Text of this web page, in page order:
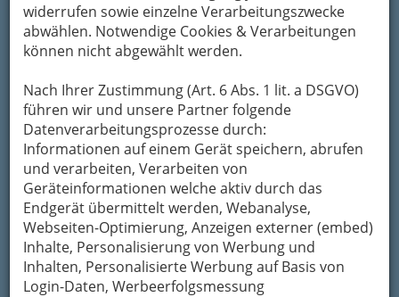
widerrufen sowie einzelne Verarbeitungszwecke
abwählen. Notwendige Cookies & Verarbeitungen
können nicht abgewählt werden.
Nach Ihrer Zustimmung (Art. 6 Abs. 1 lit. a DSGVO)
führen wir und unsere Partner folgende
Datenverarbeitungsprozesse durch:
Informationen auf einem Gerät speichern, abrufen
und verarbeiten, Verarbeiten von
Geräteinformationen welche aktiv durch das
Endgerät übermittelt werden, Webanalyse,
Webseiten-Optimierung, Anzeigen externer (embed)
Inhalte, Personalisierung von Werbung und
Inhalten, Personalisierte Werbung auf Basis von
Login-Daten, Werbeerfolgsmessung
bewahren, verwenden wir an dieser Stelle zur
Übermittlung Ihrer Nachricht ein sicheres
Formular. Ihre Nachricht wird nach dem
Unternehmen Weingut und Buschenschank
Sternat weitergeleitet.
Mein Name
Meine Email Adresse
Mein Betreff